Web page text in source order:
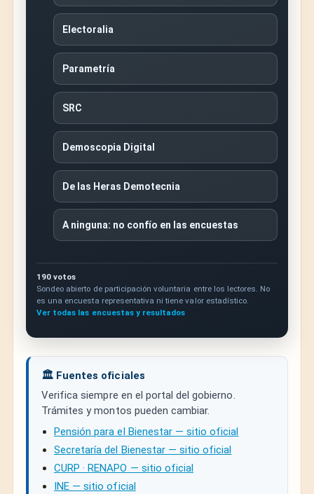
Electoralia
Parametría
SRC
Demoscopia Digital
De las Heras Demotecnia
A ninguna: no confío en las encuestas
190 votos
Sondeo abierto de participación voluntaria entre los lectores. No
es una encuesta representativa ni tiene valor estadístico.
Ver todas las encuestas y resultados
🏛️ Fuentes oficiales
Verifica siempre en el portal del gobierno.
Trámites y montos pueden cambiar.
Pensión para el Bienestar — sitio oficial
Secretaría del Bienestar — sitio oficial
CURP · RENAPO — sitio oficial
INE — sitio oficial